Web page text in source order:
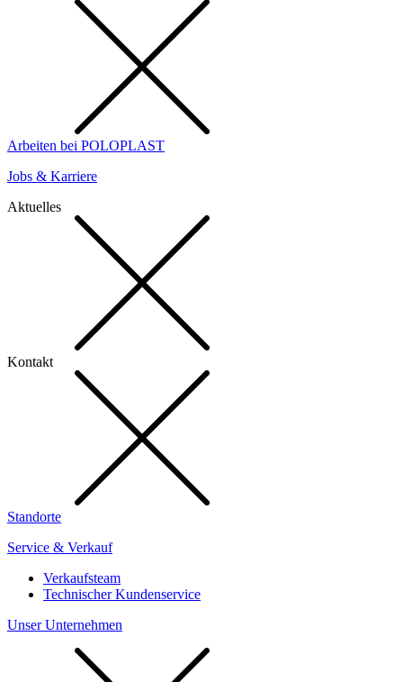
Arbeiten bei POLOPLAST
Jobs & Karriere
Aktuelles
Kontakt
Standorte
Service & Verkauf
Verkaufsteam
Technischer Kundenservice
Unser Unternehmen